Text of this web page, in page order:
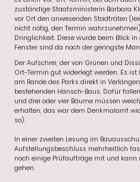
zuständige Staatsministerin Barbara
vor Ort den anwesenden Stadträten
nicht nötig, den Termin
Dringlichkeit. Diese wurde beim Blick
Fenster sind da noch der geringste
Der Aufschrei, der von Grünen und
Ort-Termin gut widerlegt werden. Es
am Rande des Parks direkt in
bestehenden Hänsch-Baus. Dafür
und drei oder vier Bäume müssen
erhalten, das war dem Denkmalamt
so).
In einer zweiten Lesung im
Aufstellungsbeschluss mehrheitlich
noch einige Prüfaufträge mit und kann
gehen.